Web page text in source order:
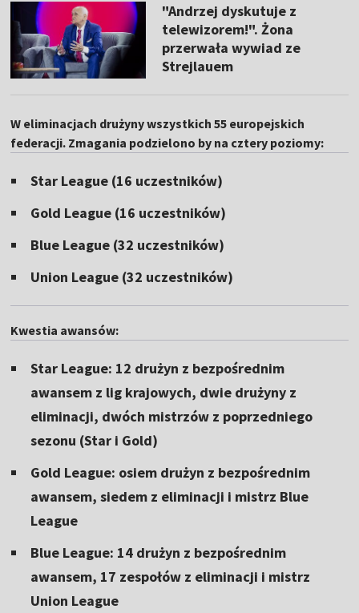
"Andrzej dyskutuje z
telewizorem!". Żona
przerwała wywiad ze
Strejlauem
W eliminacjach drużyny wszystkich 55 europejskich
federacji. Zmagania podzielono by na cztery poziomy:
Star League (16 uczestników)
Gold League (16 uczestników)
Blue League (32 uczestników)
Union League (32 uczestników)
Kwestia awansów:
Star League: 12 drużyn z bezpośrednim
awansem z lig krajowych, dwie drużyny z
eliminacji, dwóch mistrzów z poprzedniego
sezonu (Star i Gold)
Gold League: osiem drużyn z bezpośrednim
awansem, siedem z eliminacji i mistrz Blue
League
Blue League: 14 drużyn z bezpośrednim
awansem, 17 zespołów z eliminacji i mistrz
Union League